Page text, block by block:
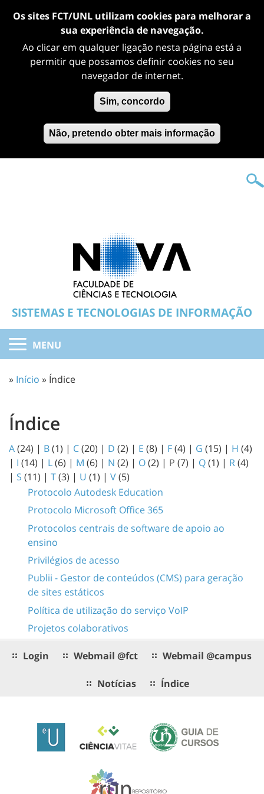
Os sites FCT/UNL utilizam cookies para melhorar a
sua experiência de navegação.
Ao clicar em qualquer ligação nesta página está a
permitir que possamos definir cookies no seu
navegador de internet.
Sim, concordo
Não, pretendo obter mais informação
SISTEMAS E TECNOLOGIAS DE INFORMAÇÃO
MENU
» Início » Índice
Índice
A(24) | B(1) | C(20) | D (2) | E (8) | F(4) | G (15) | H (4)
| I (14) | L(6) | M (6) | N (2) | O(2) | P (7) | Q(1) | R(4)
| S (11) | T(3) | U (1) | V(5)
Protocolo Autodesk Education
Protocolo Microsoft Office 365
Protocolos centrais de software de apoio ao
ensino
Privilégios de acesso
Publii - Gestor de conteúdos (CMS) para geração
de sites estáticos
Política de utilização do serviço VoIP
Projetos colaborativos
Login Webmail @fct Webmail @campus
Notícias Índice